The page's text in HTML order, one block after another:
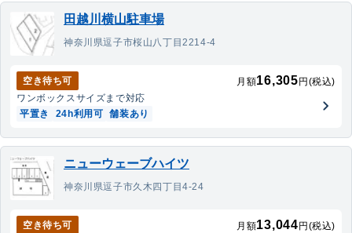
田越川横山駐車場
神奈川県逗子市桜山八丁目2214-4
空き待ち可 月額16,305 円(税込)
ワンボックスサイズまで対応
平置き
24h利用可 舗装あり
ニューウェーブハイツ
神奈川県逗子市久木四丁目4-24
空き待ち可 月額13,044 円(税込)